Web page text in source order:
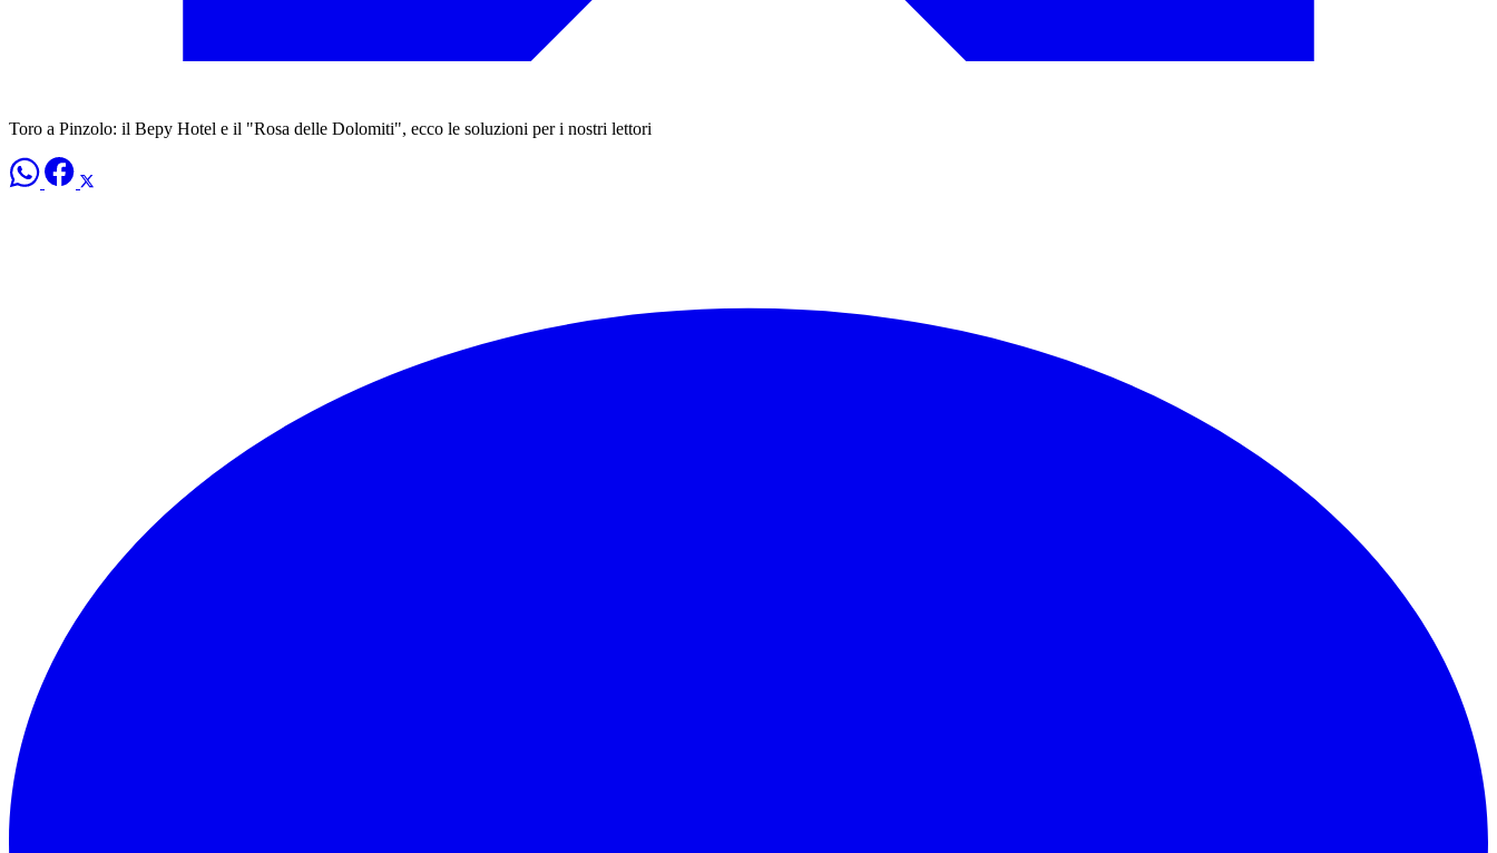
Toro a Pinzolo: il Bepy Hotel e il "Rosa delle Dolomiti", ecco le soluzioni per i nostri lettori